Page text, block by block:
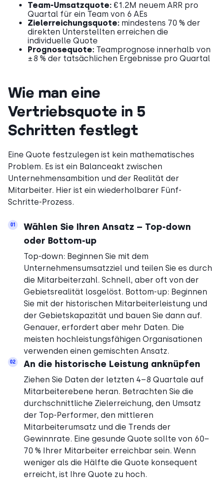
Team-Umsatzquote: €1.2M neuem ARR pro
Quartal für ein Team von 6 AEs
Zielerreichungsquote: mindestens 70 % der
direkten Unterstellten erreichen die
individuelle Quote
Prognosequote: Teamprognose innerhalb von
±8 % der tatsächlichen Ergebnisse pro Quartal
Wie man eine
Vertriebsquote in 5
Schritten festlegt
Eine Quote festzulegen ist kein mathematisches
Problem. Es ist ein Balanceakt zwischen
Unternehmensambition und der Realität der
Mitarbeiter. Hier ist ein wiederholbarer Fünf-
Schritte-Prozess.
01
Wählen Sie Ihren Ansatz – Top-down
oder Bottom-up
Top-down: Beginnen Sie mit dem
Unternehmensumsatzziel und teilen Sie es durch
die Mitarbeiterzahl. Schnell, aber oft von der
Gebietsrealität losgelöst. Bottom-up: Beginnen
Sie mit der historischen Mitarbeiterleistung und
der Gebietskapazität und bauen Sie dann auf.
Genauer, erfordert aber mehr Daten. Die
meisten hochleistungsfähigen Organisationen
verwenden einen gemischten Ansatz.
02 An die historische Leistung anknüpfen
Ziehen Sie Daten der letzten 4–8 Quartale auf
Mitarbeiterebene heran. Betrachten Sie die
durchschnittliche Zielerreichung, den Umsatz
der Top-Performer, den mittleren
Mitarbeiterumsatz und die Trends der
Gewinnrate. Eine gesunde Quote sollte von 60–
70 % Ihrer Mitarbeiter erreichbar sein. Wenn
weniger als die Hälfte die Quote konsequent
erreicht, ist Ihre Quote zu hoch.